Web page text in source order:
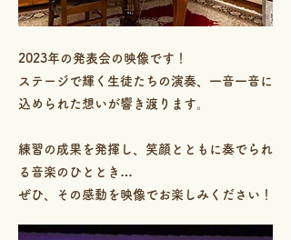
2023年の発表会の映像です！
ステージで輝く生徒たちの演奏、一音一音に
込められた想いが響き渡ります。
練習の成果を発揮し、笑顔とともに奏でられ
る音楽のひととき…
ぜひ、その感動を映像でお楽しみください！